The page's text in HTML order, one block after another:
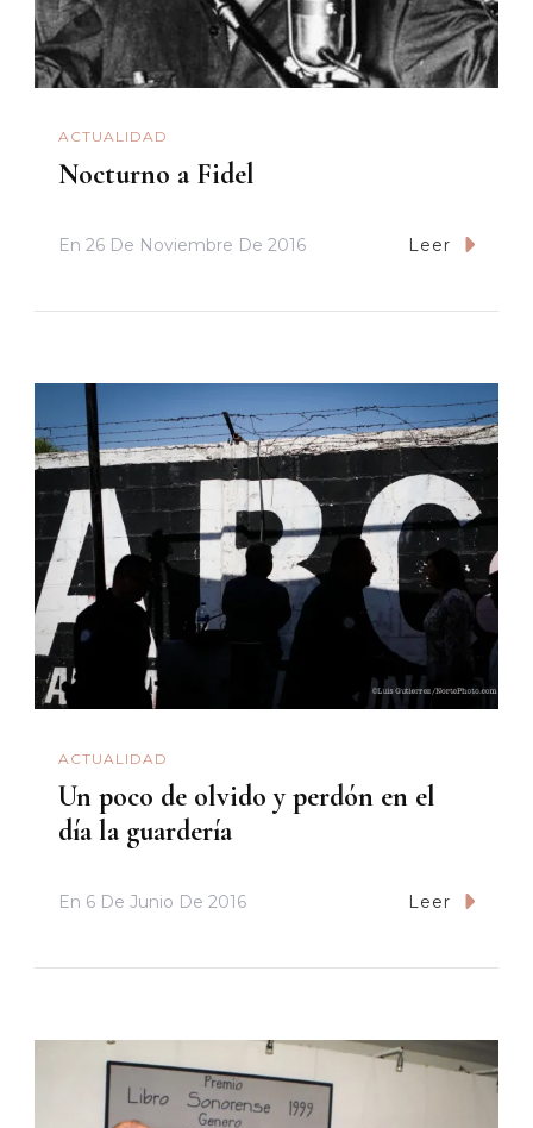
ACTUALIDAD
Nocturno a Fidel
En 26 De Noviembre De 2016 Leer
ACTUALIDAD
Un poco de olvido y perdón en el
día la guardería
En 6 De Junio De 2016 Leer